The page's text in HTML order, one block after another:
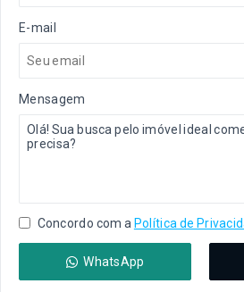
E-mail
Mensagem
Concordo com a Política de
WhatsApp